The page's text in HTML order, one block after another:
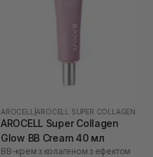
AROCELL AROCELL SUPER COLLAGEN
AROCELL Super Collagen
Glow BB Cream 40 мл
ВВ-крем з колагеном з ефектом